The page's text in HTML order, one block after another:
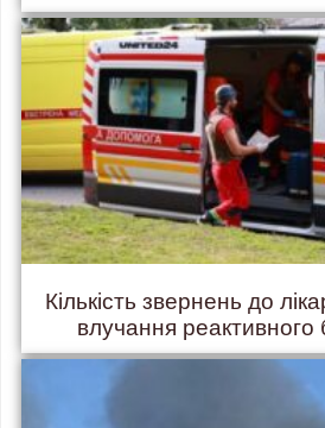
Кількість звернень до
влучання реактивного